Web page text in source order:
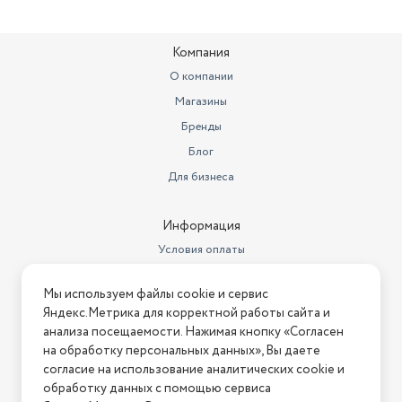
56 куб.см
Компания
О компании
Магазины
Бренды
Блог
Для бизнеса
Информация
Условия оплаты
Условия возврата
Нашли ошибку на сайте? Напишите нам
2026 © Интернет-магазин "АстМаркет". У нас есть всё!
Мы используем файлы cookie и сервис
Яндекс.Метрика для корректной работы сайта и
анализа посещаемости. Нажимая кнопку «Согласен
на обработку персональных данных», Вы даете
согласие на использование аналитических cookie и
обработку данных с помощью сервиса